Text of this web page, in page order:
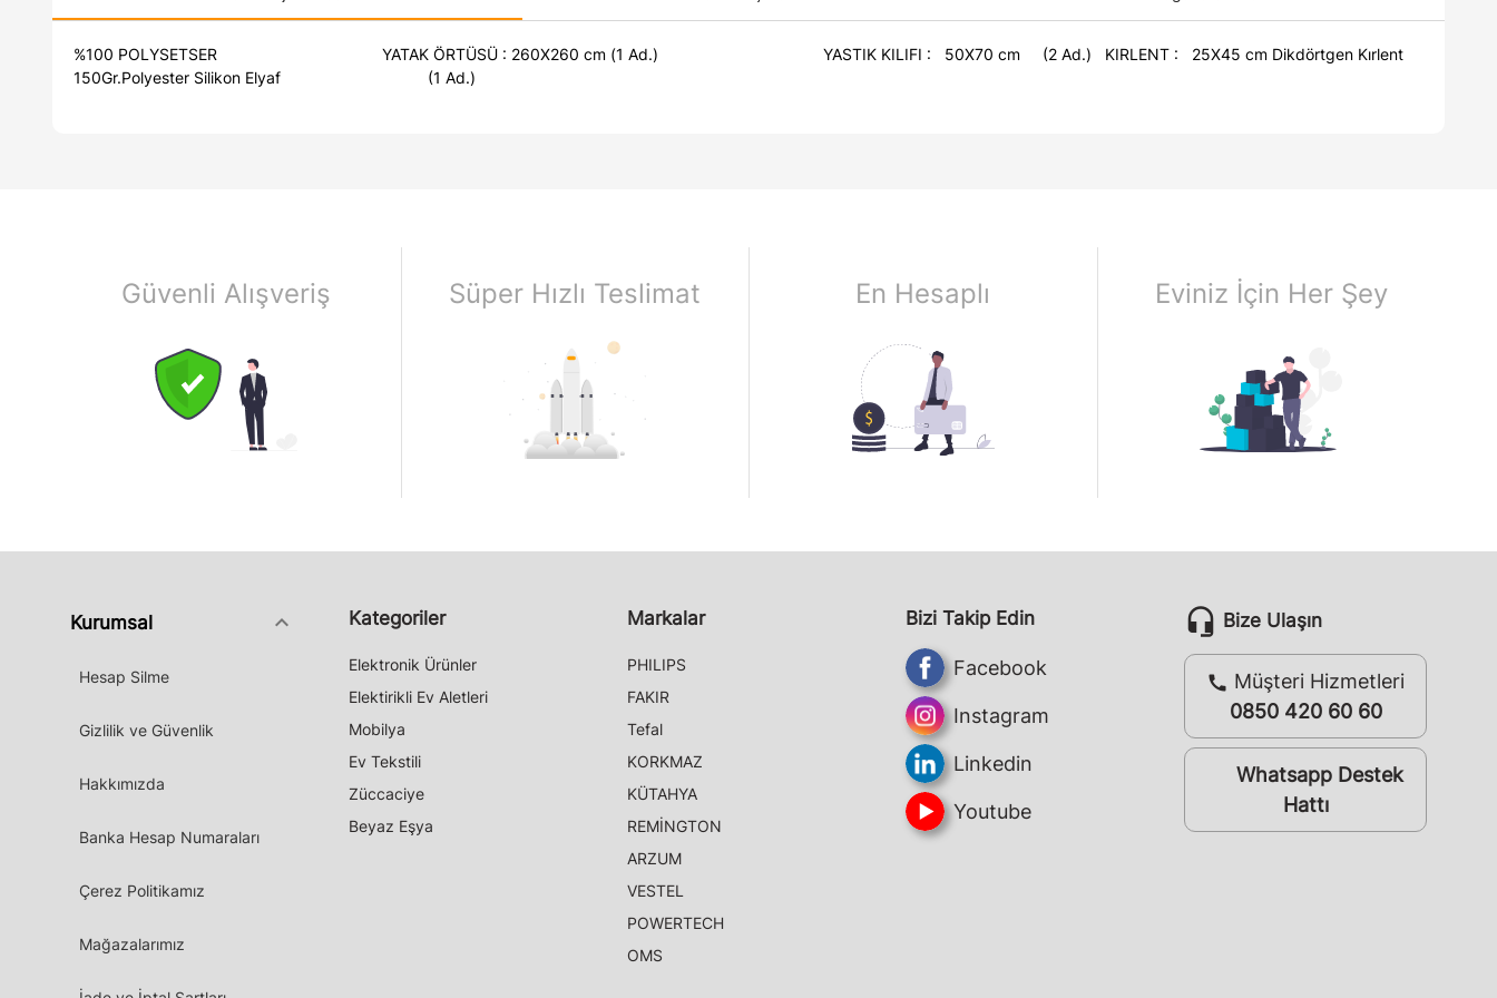
%100 POLYSETSER YATAK ÖRTÜSÜ : 260X260 cm (1 Ad.) YASTIK KILIFI : 50X70 cm (2 Ad.) KIRLENT : 25X45 cm Dikdörtgen Kırlent
150Gr.Polyester Silikon Elyaf (1 Ad.)
Güvenli Alışveriş Süper Hızlı Teslimat En Hesaplı Eviniz İçin Her Şey
Kurumsal keyboard_arrow_down
Hesap Silme
Gizlilik ve Güvenlik
Hakkımızda
Banka Hesap Numaraları
Çerez Politikamız
Mağazalarımız
Kategoriler
Elektronik Ürünler
Elektirikli Ev Aletleri
Mobilya
Ev Tekstili
Züccaciye
Beyaz Eşya
Markalar
PHILIPS
FAKIR
Tefal
KORKMAZ
KÜTAHYA
REMİNGTON
ARZUM
VESTEL
POWERTECH
OMS
Bizi Takip Edin
Facebook
Instagram
Linkedin
Youtube
headset_mic Bize Ulaşın
call Müşteri Hizmetleri
0850 420 60 60
whatsappWhatsapp Destek
Hattı